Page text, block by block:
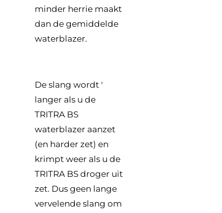
minder herrie maakt
dan de gemiddelde
waterblazer.
De slang wordt '
langer als u de
TRITRA BS
waterblazer aanzet
(en harder zet) en
krimpt weer als u de
TRITRA BS droger uit
zet. Dus geen lange
vervelende slang om